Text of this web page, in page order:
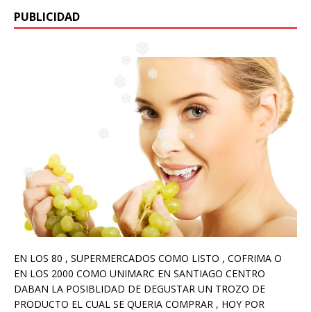
❅
❅
❅
❅
❅
❅
❅
❅
❅
PUBLICIDAD
EN LOS 80 , SUPERMERCADOS COMO LISTO , COFRIMA O
EN LOS 2000 COMO UNIMARC EN SANTIAGO CENTRO
DABAN LA POSIBLIDAD DE DEGUSTAR UN TROZO DE
PRODUCTO EL CUAL SE QUERIA COMPRAR , HOY POR